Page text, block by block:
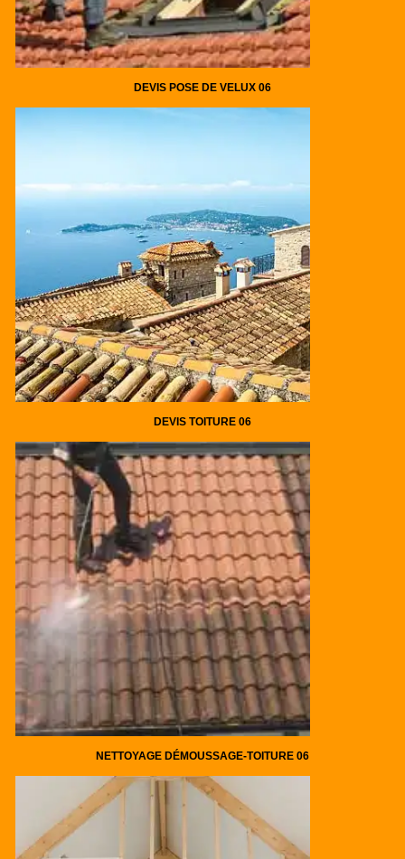
DEVIS POSE DE VELUX 06
DEVIS TOITURE 06
NETTOYAGE DÉMOUSSAGE-TOITURE 06